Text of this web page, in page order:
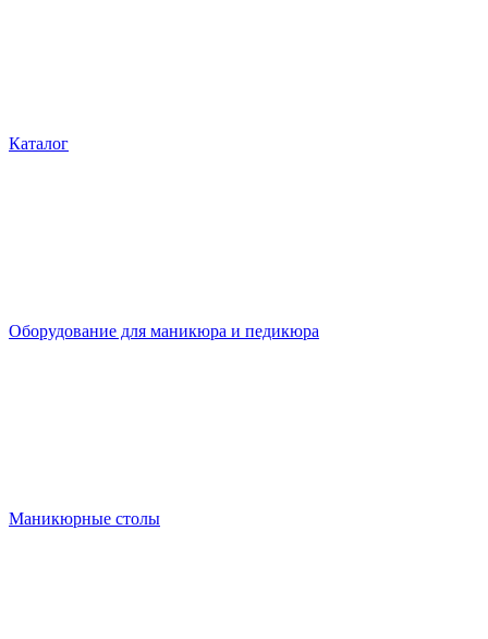
Каталог
Оборудование для маникюра и педикюра
Маникюрные столы